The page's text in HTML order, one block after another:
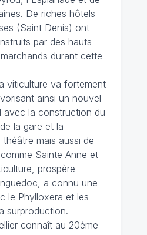
De riches hôtels
(Saint Denis) ont
par des hauts
durant cette
viticulture va fortement
ainsi un nouvel
avec la construction du
la gare et la
mais aussi de
Sainte Anne et
prospère
a connu une
le Phylloxera et les
surproduction.
connaît au 20ème